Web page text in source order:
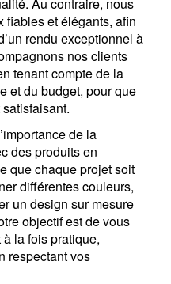
Au contraire, nous
fiables et élégants, afin
rendu exceptionnel à
nos clients
tenant compte de la
et du budget, pour que
de la
des produits en
que chaque projet soit
différentes couleurs,
un design sur mesure
objectif est de vous
la fois pratique,
respectant vos